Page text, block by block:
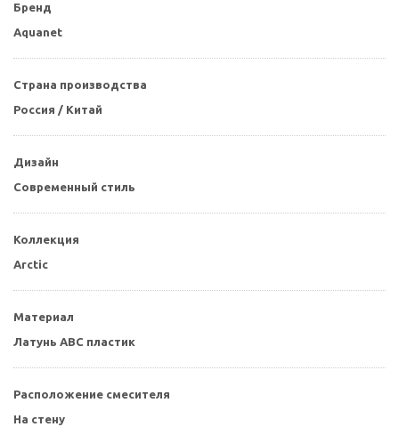
Бренд
Aquanet
Страна производства
Россия / Китай
Дизайн
Современный стиль
Коллекция
Arctic
Материал
Латунь ABC пластик
Расположение смесителя
На стену